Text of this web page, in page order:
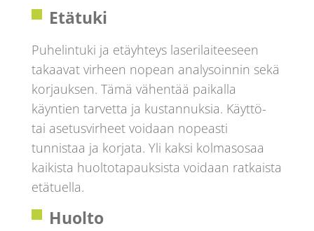
Etätuki
Puhelintuki ja etäyhteys laserilaiteeseen
takaavat virheen nopean analysoinnin sekä
korjauksen. Tämä vähentää paikalla
käyntien tarvetta ja kustannuksia. Käyttö-
tai asetusvirheet voidaan nopeasti
tunnistaa ja korjata. Yli kaksi kolmasosaa
kaikista huoltotapauksista voidaan ratkaista
etätuella.
Huolto